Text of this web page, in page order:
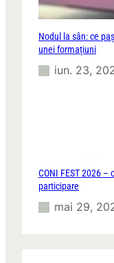
Nodul la sân: ce
unei formațiuni
iun. 23,
CONI FEST 2026
participare
mai 29,